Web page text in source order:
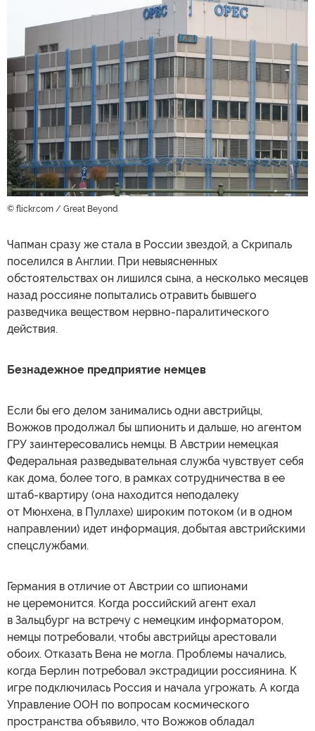
© flickr.com / Great Beyond
Чапман сразу же стала в России звездой, а Скрипаль
поселился в Англии. При невыясненных
обстоятельствах он лишился сына, а несколько месяцев
назад россияне попытались отравить бывшего
разведчика веществом нервно-паралитического
действия.
Безнадежное предприятие немцев
Если бы его делом занимались одни австрийцы,
Вожжов продолжал бы шпионить и дальше, но агентом
ГРУ заинтересовались немцы. В Австрии немецкая
Федеральная разведывательная служба чувствует себя
как дома, более того, в рамках сотрудничества в ее
штаб-квартиру (она находится неподалеку
от Мюнхена, в Пуллахе) широким потоком (и в одном
направлении) идет информация, добытая австрийскими
спецслужбами.
Германия в отличие от Австрии со шпионами
не церемонится. Когда российский агент ехал
в Зальцбург на встречу с немецким информатором,
немцы потребовали, чтобы австрийцы арестовали
обоих. Отказать Вена не могла. Проблемы начались,
когда Берлин потребовал экстрадиции россиянина. К
игре подключилась Россия и начала угрожать. А когда
Управление ООН по вопросам космического
пространства объявило, что Вожжов обладал